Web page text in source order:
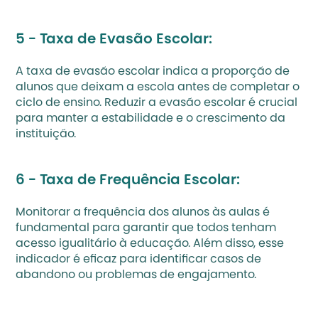
5 - Taxa de Evasão Escolar:
A taxa de evasão escolar indica a proporção de
alunos que deixam a escola antes de completar o
ciclo de ensino. Reduzir a evasão escolar é crucial
para manter a estabilidade e o crescimento da
instituição.
6 - Taxa de Frequência Escolar:
Monitorar a frequência dos alunos às aulas é
fundamental para garantir que todos tenham
acesso igualitário à educação. Além disso, esse
indicador é eficaz para identificar casos de
abandono ou problemas de engajamento.